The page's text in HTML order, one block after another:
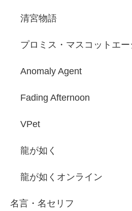
清宮物語
プロミス・マスコットエ
Anomaly Agent
Fading Afternoon
VPet
龍が如く
龍が如くオンライン
名言・名セリフ